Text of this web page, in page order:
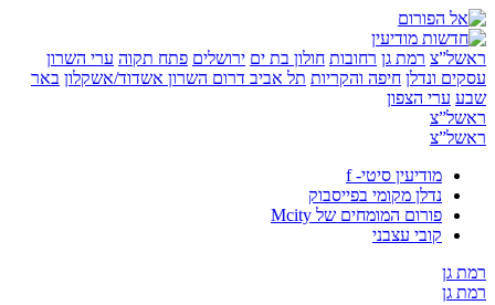
רמת גן רחובות חולון בת ים ירושלים פתח תקוה ערי השרון
ונדלן חיפה והקריות תל אביבדרום השרון אשדוד/אשקלון באר
ערי הצפון
מודיעין סיטי- f
נדלן מקומי בפייסבוק
פורום המומחים של Mcity
קובי עצבני